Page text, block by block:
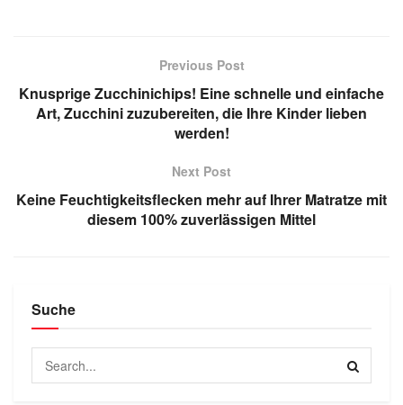
Previous Post
Knusprige Zucchinichips! Eine schnelle und einfache
Art, Zucchini zuzubereiten, die Ihre Kinder lieben
werden!
Next Post
Keine Feuchtigkeitsflecken mehr auf Ihrer Matratze mit
diesem 100% zuverlässigen Mittel
Suche